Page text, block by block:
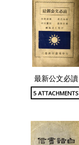
最新公文必讀
5 ATTACHMENTS